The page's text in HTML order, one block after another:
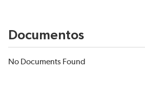
Documentos
No Documents Found